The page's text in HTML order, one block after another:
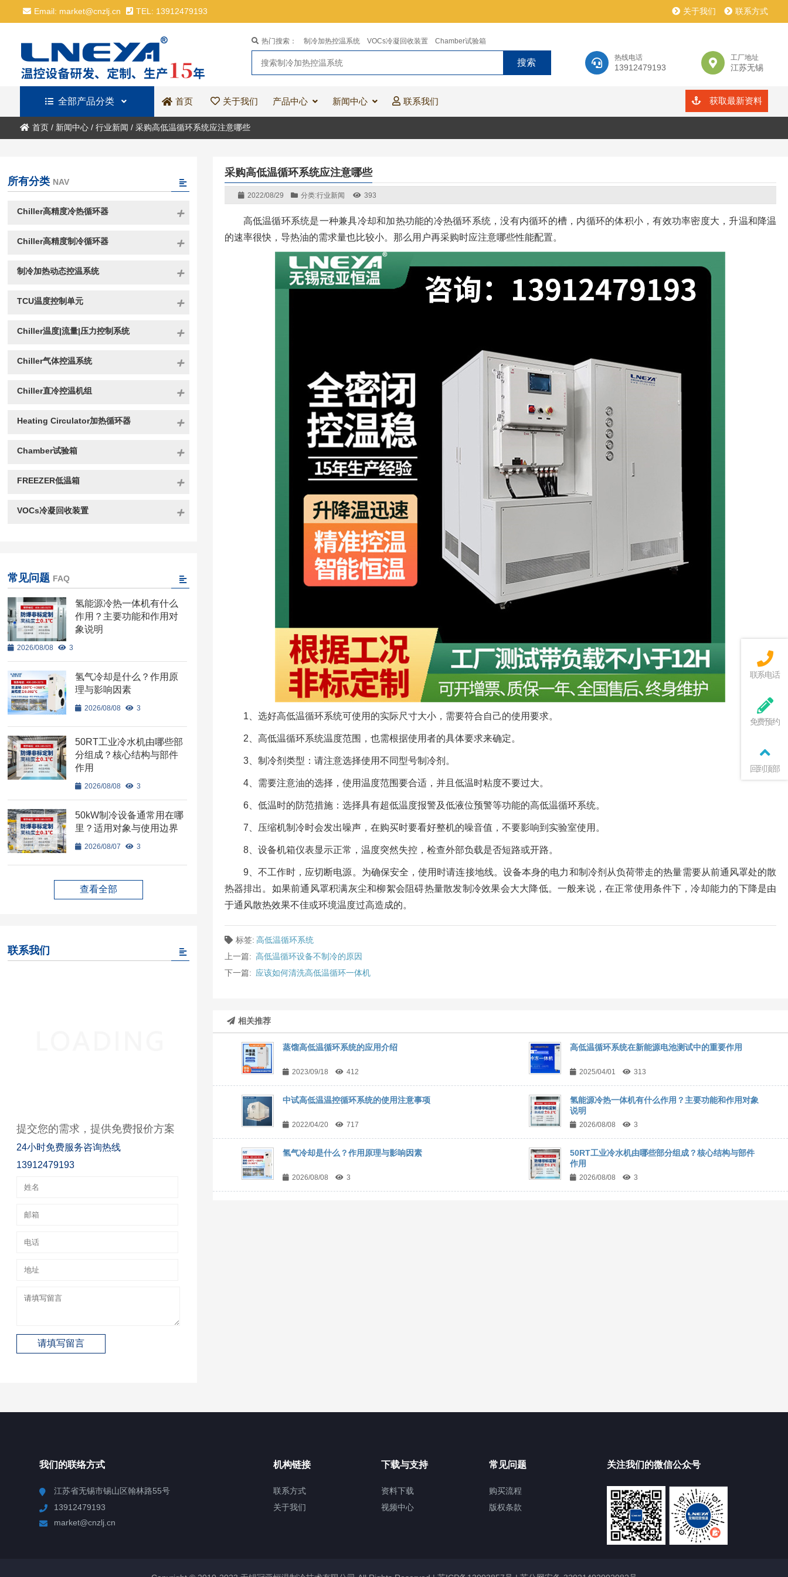
Email: market@cnzlj.cn TEL: 13912479193 关于我们 联系方式
热线电话
13912479193
工厂地址
江苏无锡
热门搜索： 制冷加热控温系统 VOCs冷凝回收装置 Chamber试验箱
全部产品分类 首页 关于我们 产品中心 新闻中心 联系我们 获取最新资料
首页/ 新闻中心/ 行业新闻 / 采购高低温循环系统应注意哪些
采购高低温循环系统应注意哪些
2022/08/29 分类:行业新闻 393
高低温循环系统是一种兼具冷却和加热功能的冷热循环系统，没有内循环的槽，内循环的体积小，有效功率密度大，升温和降温
的速率很快，导热油的需求量也比较小。那么用户再采购时应注意哪些性能配置。
1、选好高低温循环系统可使用的实际尺寸大小，需要符合自己的使用要求。
2、高低温循环系统温度范围，也需根据使用者的具体要求来确定。
3、制冷剂类型：请注意选择使用不同型号制冷剂。
4、需要注意油的选择，使用温度范围要合适，并且低温时粘度不要过大。
6、低温时的防范措施：选择具有超低温度报警及低液位预警等功能的高低温循环系统。
7、压缩机制冷时会发出噪声，在购买时要看好整机的噪音值，不要影响到实验室使用。
8、设备机箱仪表显示正常，温度突然失控，检查外部负载是否短路或开路。
9、不工作时，应切断电源。为确保安全，使用时请连接地线。设备本身的电力和制冷剂从负荷带走的热量需要从前通风罩处的散
热器排出。如果前通风罩积满灰尘和柳絮会阻碍热量散发制冷效果会大大降低。一般来说，在正常使用条件下，冷却能力的下降是由
于通风散热效果不佳或环境温度过高造成的。
标签: 高低温循环系统
上一篇: 高低温循环设备不制冷的原因
下一篇: 应该如何清洗高低温循环一体机
相关推荐
蒸馏高低温循环系统的应用介绍
2023/09/18 412
高低温循环系统在新能源电池测试中的重要作用
2025/04/01 313
中试高低温温控循环系统的使用注意事项
2022/04/20 717
氢能源冷热一体机有什么作用？主要功能和作用对象
说明
2026/08/08 3
氢气冷却是什么？作用原理与影响因素
2026/08/08 3
50RT工业冷水机由哪些部分组成？核心结构与部件
作用
2026/08/08 3
所有分类 NAV
Chiller高精度冷热循环器
Chiller高精度制冷循环器
制冷加热动态控温系统
TCU温度控制单元
Chiller温度|流量|压力控制系统
Chiller气体控温系统
Chiller直冷控温机组
Heating Circulator加热循环器
Chamber试验箱
FREEZER低温箱
VOCs冷凝回收装置
常见问题 FAQ
氢能源冷热一体机有什么
作用？主要功能和作用对
象说明
2026/08/08 3
氢气冷却是什么？作用原
理与影响因素
2026/08/08 3
50RT工业冷水机由哪些部
分组成？核心结构与部件
作用
2026/08/08 3
50kW制冷设备通常用在哪
里？适用对象与使用边界
2026/08/07 3
查看全部
联系我们
market@cnzlj.cn
苏公网安备 32021402002082号
联系电话
免费预约
回到顶部